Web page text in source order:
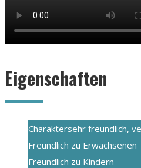
Eigenschaften
Charaktersehr freundlich,
Freundlich zu Erwachsenen
Freundlich zu Kindern